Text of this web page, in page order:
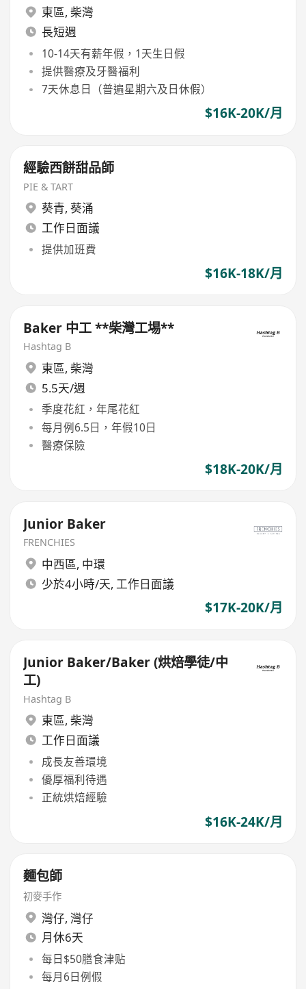
東區, 柴灣
長短週
10-14天有薪年假，1天生日假
提供醫療及牙醫福利
7天休息日（普遍星期六及日休假）
$16K-20K/月
經驗西餅甜品師
PIE & TART
葵青, 葵涌
工作日面議
提供加班費
$16K-18K/月
Baker 中工 **柴灣工埸**
Hashtag B
東區, 柴灣
5.5天/週
季度花紅，年尾花紅
每月例6.5日，年假10日
醫療保險
$18K-20K/月
Junior Baker
FRENCHIES
中西區, 中環
少於4小時/天, 工作日面議
$17K-20K/月
Junior Baker/Baker (烘焙學徒/中
工)
Hashtag B
東區, 柴灣
工作日面議
成長友善環境
優厚福利待遇
正統烘焙經驗
$16K-24K/月
麵包師
初麥手作
灣仔, 灣仔
月休6天
每日$50膳食津贴
每月6日例假